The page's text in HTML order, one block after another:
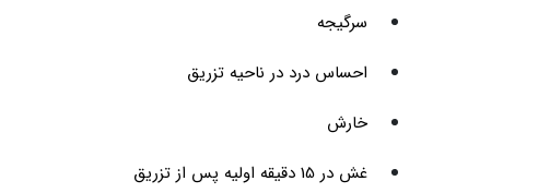
سرگیجه
احساس درد در ناحیه تزریق
خارش
غش در 15 دقیقه اولیه پس از تزریق